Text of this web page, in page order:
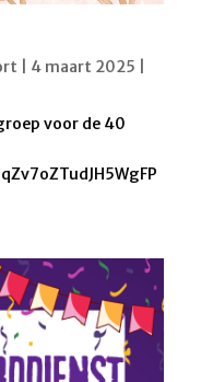
4 maart 2025
voor de 40